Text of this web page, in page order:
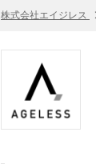
株式会社エイジレス